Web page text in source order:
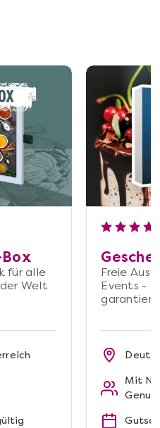
Virtuosen am
oder
für alle
Welt
Freie
Events -
garantiert
Mit